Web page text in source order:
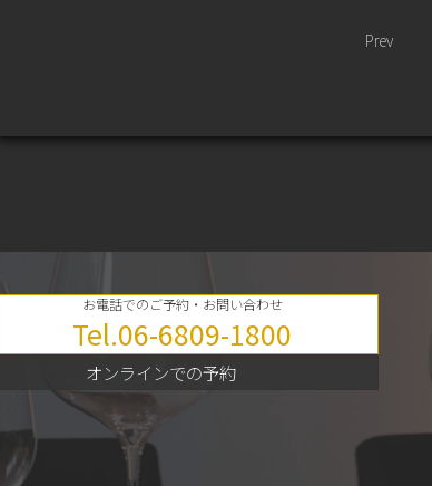
Prev
お電話でのご予約・お問い合わせ
Tel.06-6809-1800
オンラインでの予約